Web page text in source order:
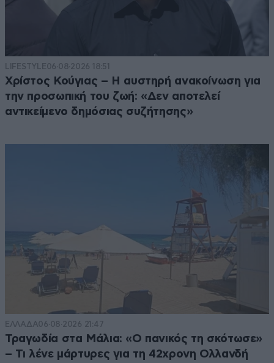
LIFESTYLE06·08·2026 18:51
Χρίστος Κούγιας – Η αυστηρή ανακοίνωση για
την προσωπική του ζωή: «Δεν αποτελεί
αντικείμενο δημόσιας συζήτησης»
ΕΛΛΑΔΑ06·08·2026 21:47
Τραγωδία στα Μάλια: «Ο πανικός τη σκότωσε»
– Τι λένε μάρτυρες για τη 42χρονη Ολλανδή